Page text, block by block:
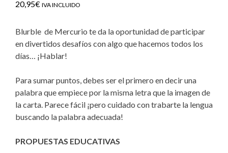
20,95€ IVA INCLUIDO
Blurble de Mercurio te da la oportunidad de participar
en divertidos desafíos con algo que hacemos todos los
días… ¡Hablar!
Para sumar puntos, debes ser el primero en decir una
palabra que empiece por la misma letra que la imagen de
la carta. Parece fácil ¡pero cuidado con trabarte la lengua
buscando la palabra adecuada!
PROPUESTAS EDUCATIVAS